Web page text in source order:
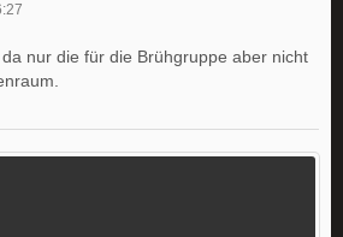
nur die für die Brühgruppe aber nicht